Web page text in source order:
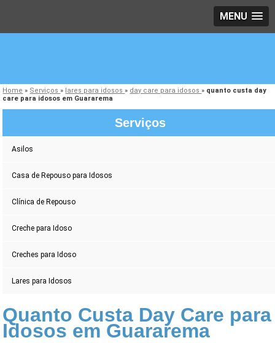
MENU
Home » Serviços» lares para idosos» day care para idosos» quanto custa day
care para idosos em Guararema
Serviços
Asilos
Casa de Repouso para Idosos
Clínica de Repouso
Creche para Idoso
Creches para Idoso
Lares para Idosos
Quanto Custa Day Care para
Idosos em Guararema